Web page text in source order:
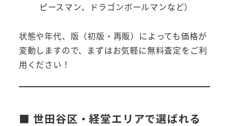
ピースマン、ドラゴンボールマンなど）
状態や年代、版（初版・再販）によっても価格が
変動しますので、まずはお気軽に無料査定をご利
用ください！
■ 世田谷区・経堂エリアで選ばれる